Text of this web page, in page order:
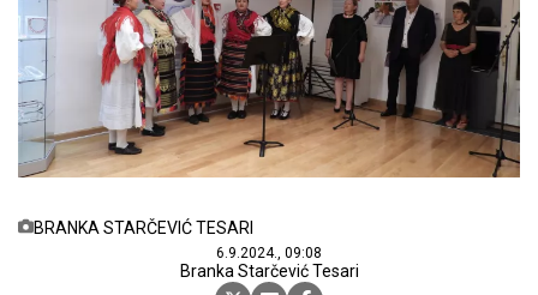
BRANKA STARČEVIĆ TESARI
6.9.2024., 09:08
Branka Starčević Tesari